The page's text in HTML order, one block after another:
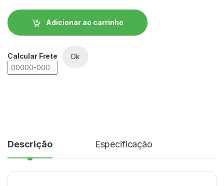
Adicionar ao carrinho
Calcular Frete Ok
Descrição Especificação